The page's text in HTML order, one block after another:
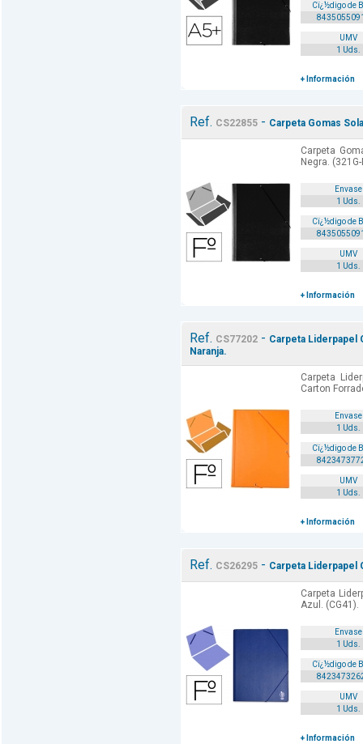
Cï¿½digo de
UMV
1 Uds.
+ Información
Ref. CS22855- Carpeta Gomas
Carpeta
Negra. (321G-
Envase
1 Uds.
Cï¿½digo de
UMV
1 Uds.
+ Información
Ref. CS77202- Carpeta Liderpapel
Naranja.
Carpeta
Carton
Envase
1 Uds.
Cï¿½digo de
UMV
1 Uds.
+ Información
Ref. CS26295- Carpeta Liderpapel
Carpeta
Azul. (CG41).
Envase
1 Uds.
Cï¿½digo de
UMV
1 Uds.
+ Información